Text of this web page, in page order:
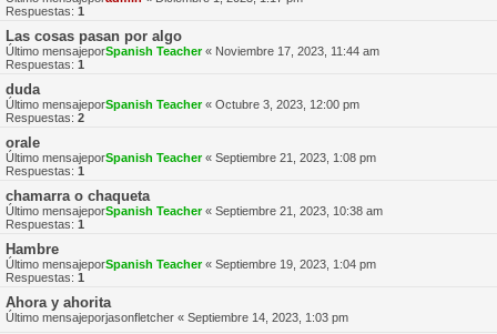
Respuestas: 1
Las cosas pasan por algo
Último mensajeporSpanish Teacher« Noviembre 17, 2023, 11:44 am
Respuestas: 1
duda
Último mensajeporSpanish Teacher« Octubre 3, 2023, 12:00 pm
Respuestas: 2
orale
Último mensajeporSpanish Teacher« Septiembre 21, 2023, 1:08 pm
Respuestas: 1
chamarra o chaqueta
Último mensajeporSpanish Teacher« Septiembre 21, 2023, 10:38 am
Respuestas: 1
Hambre
Último mensajeporSpanish Teacher« Septiembre 19, 2023, 1:04 pm
Respuestas: 1
Ahora y ahorita
Último mensajeporjasonfletcher « Septiembre 14, 2023, 1:03 pm